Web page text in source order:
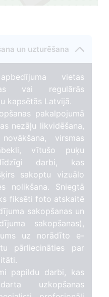
un uzturēšana
vietas
vai regulārās
kapsētās Latvijā.
pakalpojumā
nezāļu likvidēšana,
virsmas
vītušo puķu
darbi, kas
sakoptu vizuālo
nolikšana. Sniegtā
fiksēti foto atskaitē
sakopšanas un
sakopšanas),
uz norādīto e-
pārliecināties par
papildu darbi, kas
uzkopšanas